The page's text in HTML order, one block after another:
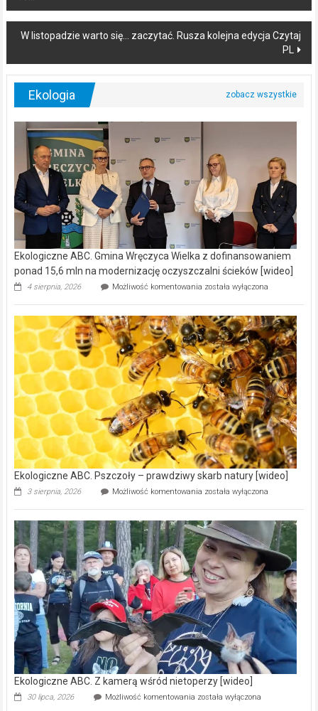
navigation
W listopadzie warto się… zaczytać. Rusza kolejna edycja Czytaj
PL
Ekologia
Ekologiczne ABC. Gmina Wręczyca Wielka z dofinansowaniem
ponad 15,6 mln na modernizację oczyszczalni ścieków [wideo]
4 sierpnia, 2026 Możliwość komentowania Ekologiczne
Wręczyca
Wielka
z
dofinansowaniem
ponad
15,6
mln
na
modernizację
oczyszczalni
ścieków
[wideo]
została wyłączona
Ekologiczne ABC. Pszczoły – prawdziwy skarb natury [wideo]
3 sierpnia, 2026 Możliwość komentowania Ekologiczne
–
prawdziwy
skarb
natury
[wideo]
została wyłączona
Ekologiczne ABC. Z kamerą wśród nietoperzy [wideo]
30 lipca, 2026 Możliwość komentowania Ekologiczne
została wyłączona